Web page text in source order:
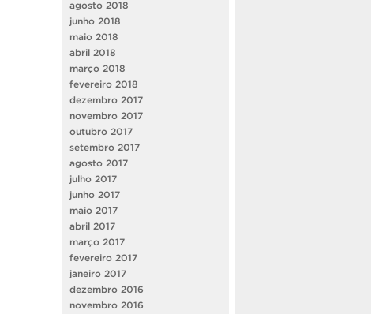
agosto 2018
junho 2018
maio 2018
abril 2018
março 2018
fevereiro 2018
dezembro 2017
novembro 2017
outubro 2017
setembro 2017
agosto 2017
julho 2017
junho 2017
maio 2017
abril 2017
março 2017
fevereiro 2017
janeiro 2017
dezembro 2016
novembro 2016